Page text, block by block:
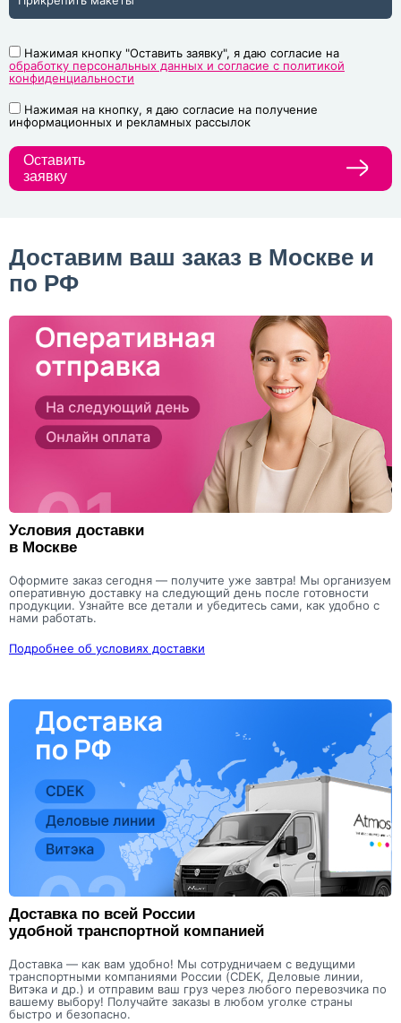
Нажимая кнопку "Оставить заявку", я даю согласие на
обработку персональных данных и согласие с политикой
конфиденциальности
Нажимая на кнопку, я даю согласие на получение
информационных и рекламных рассылок
Оставить
заявку
Доставим ваш заказ в Москве и
по РФ
Условия доставки
в Москве
Оформите заказ сегодня — получите уже завтра! Мы организуем
оперативную доставку на следующий день после готовности
продукции. Узнайте все детали и убедитесь сами, как удобно с
нами работать.
Подробнее об условиях доставки
Доставка по всей России
удобной транспортной компанией
Доставка — как вам удобно! Мы сотрудничаем с ведущими
транспортными компаниями России (CDEK, Деловые линии,
Витэка и др.) и отправим ваш груз через любого перевозчика по
вашему выбору! Получайте заказы в любом уголке страны
быстро и безопасно.